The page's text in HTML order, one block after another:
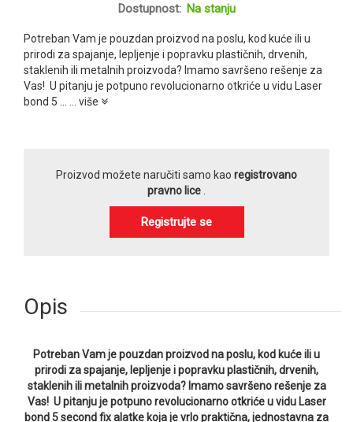
Dostupnost: Na stanju
Potreban Vam je pouzdan proizvod na poslu, kod kuće ili u
prirodi za spajanje, lepljenje i popravku plastičnih, drvenih,
staklenih ili metalnih proizvoda? Imamo savršeno rešenje za
Vas! U pitanju je potpuno revolucionarno otkriće u vidu Laser
bond 5 ...
... više
Proizvod možete naručiti samo kao registrovano
pravno lice
Registrujte se
Opis
Potreban Vam je pouzdan proizvod na poslu, kod kuće ili u
prirodi za spajanje, lepljenje i popravku plastičnih, drvenih,
staklenih ili metalnih proizvoda? Imamo savršeno rešenje za
Vas! U pitanju je potpuno revolucionarno otkriće u vidu Laser
bond 5 second fix alatke koja je vrlo praktična, jednostavna za